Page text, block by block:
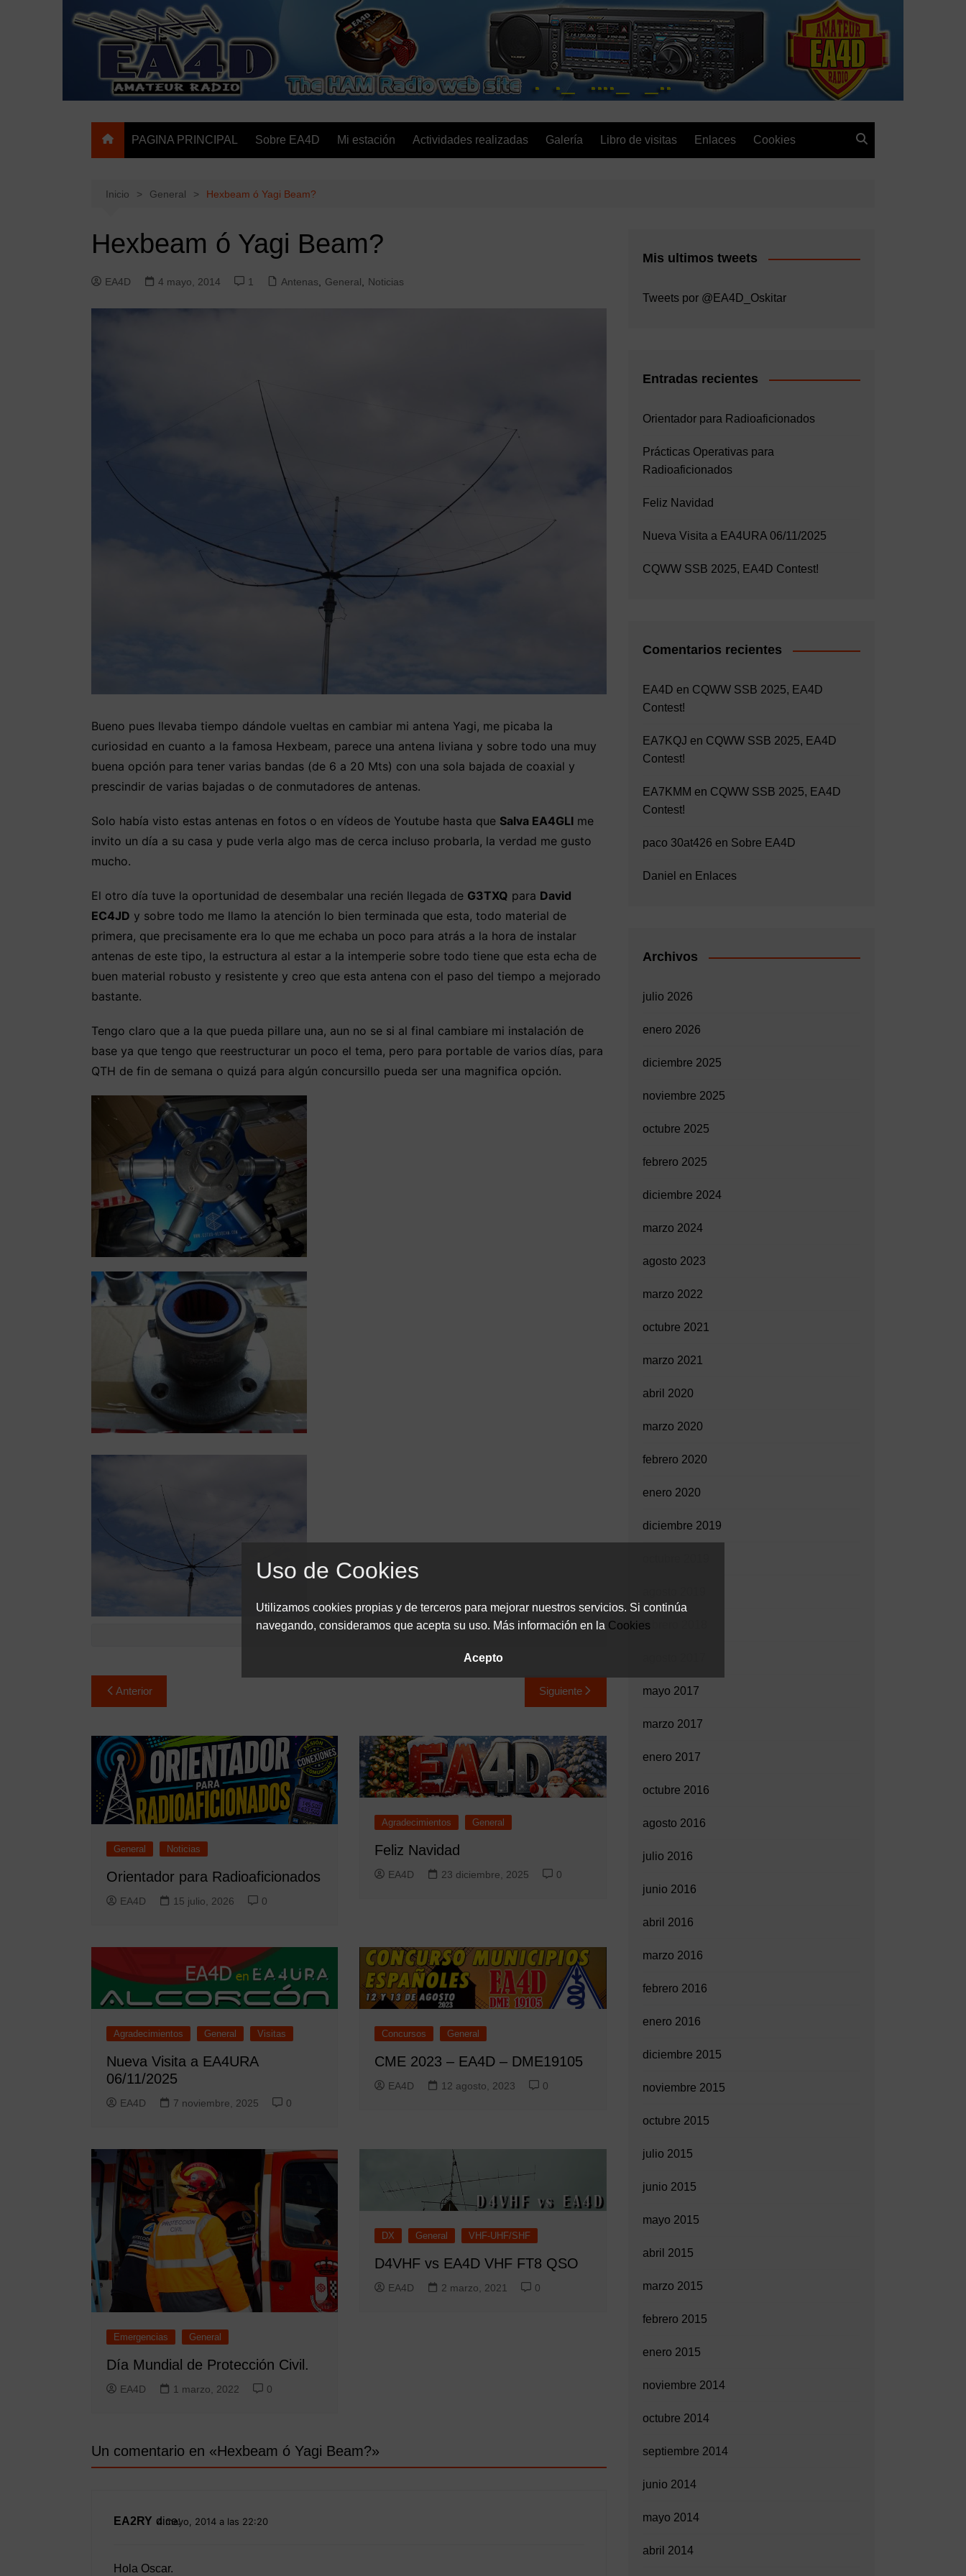
EA4D.es
The HAM Radio Web Site
PAGINA PRINCIPAL Sobre EA4D Mi estación Actividades realizadas Galería Libro de visitas Enlaces Cookies
Inicio General Hexbeam ó Yagi Beam?
Hexbeam ó Yagi Beam?
EA4D 4 mayo, 2014 1 Antenas General Noticias
Bueno pues llevaba tiempo dándole vueltas en cambiar mi antena Yagi, me picaba la
curiosidad en cuanto a la famosa Hexbeam, parece una antena liviana y sobre todo una muy
buena opción para tener varias bandas (de 6 a 20 Mts) con una sola bajada de coaxial y
prescindir de varias bajadas o de conmutadores de antenas.
Solo había visto estas antenas en fotos o en vídeos de Youtube hasta que Salva EA4GLI me
invito un día a su casa y pude verla algo mas de cerca incluso probarla, la verdad me gusto
mucho.
El otro día tuve la oportunidad de desembalar una recién llegada de G3TXQ para David
EC4JD y sobre todo me llamo la atención lo bien terminada que esta, todo material de
primera, que precisamente era lo que me echaba un poco para atrás a la hora de instalar
antenas de este tipo, la estructura al estar a la intemperie sobre todo tiene que esta echa de
buen material robusto y resistente y creo que esta antena con el paso del tiempo a mejorado
bastante.
Tengo claro que a la que pueda pillare una, aun no se si al final cambiare mi instalación de
base ya que tengo que reestructurar un poco el tema, pero para portable de varios días, para
QTH de fin de semana o quizá para algún concursillo pueda ser una magnifica opción.
Navegación
de
entradas
Anterior Siguiente
General Noticias
Orientador para Radioaficionados
EA4D 15 julio, 2026 0
Agradecimientos General
Feliz Navidad
EA4D 23 diciembre, 2025 0
Agradecimientos General Visitas
Nueva Visita a EA4URA
06/11/2025
EA4D 7 noviembre, 2025 0
Concursos General
CME 2023 – EA4D – DME19105
EA4D 12 agosto, 2023 0
Emergencias General
Día Mundial de Protección Civil.
EA4D 1 marzo, 2022 0
DX General VHF-UHF/SHF
D4VHF vs EA4D VHF FT8 QSO
EA4D 2 marzo, 2021 0
Un comentario en «Hexbeam ó Yagi Beam?»
EA2RY dice:
4 mayo, 2014 a las 22:20
Hola Oscar.
Mis ultimos tweets
Tweets por @EA4D_Oskitar
Entradas recientes
Orientador para Radioaficionados
Prácticas Operativas para
Radioaficionados
Feliz Navidad
Nueva Visita a EA4URA 06/11/2025
CQWW SSB 2025, EA4D Contest!
Comentarios recientes
EA4D en CQWW SSB 2025, EA4D
Contest!
EA7KQJ en CQWW SSB 2025, EA4D
Contest!
EA7KMM en CQWW SSB 2025, EA4D
Contest!
paco 30at426 en Sobre EA4D
Daniel en Enlaces
Archivos
julio 2026
enero 2026
diciembre 2025
noviembre 2025
octubre 2025
febrero 2025
diciembre 2024
marzo 2024
agosto 2023
marzo 2022
octubre 2021
marzo 2021
abril 2020
marzo 2020
febrero 2020
enero 2020
diciembre 2019
febrero 2018
mayo 2017
marzo 2017
enero 2017
octubre 2016
agosto 2016
julio 2016
junio 2016
abril 2016
marzo 2016
febrero 2016
enero 2016
diciembre 2015
noviembre 2015
octubre 2015
julio 2015
junio 2015
mayo 2015
abril 2015
marzo 2015
febrero 2015
enero 2015
noviembre 2014
octubre 2014
septiembre 2014
junio 2014
mayo 2014
abril 2014
Uso de Cookies
Utilizamos cookies propias y de terceros para mejorar nuestros servicios. Si continúa
navegando, consideramos que acepta su uso. Más información en la Cookies
Acepto